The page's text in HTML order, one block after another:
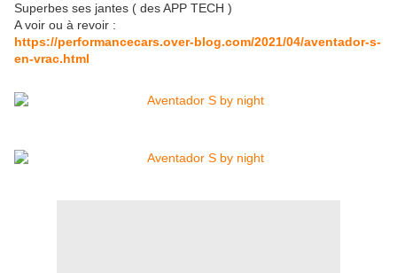
Superbes ses jantes ( des APP TECH )
A voir ou à revoir :
https://performancecars.over-blog.com/2021/04/aventador-s-
en-vrac.html